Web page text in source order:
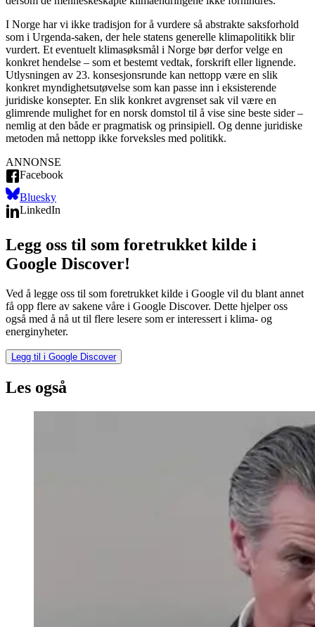
I Norge har vi ikke tradisjon for å vurdere så abstrakte saksforhold
som i Urgenda-saken, der hele statens generelle klimapolitikk blir
vurdert. Et eventuelt klimasøksmål i Norge bør derfor velge en
konkret hendelse – som et bestemt vedtak, forskrift eller lignende.
Utlysningen av 23. konsesjonsrunde kan nettopp være en slik
konkret myndighetsutøvelse som kan passe inn i eksisterende
juridiske konsepter. En slik konkret avgrenset sak vil være en
glimrende mulighet for en norsk domstol til å vise sine beste sider –
nemlig at den både er pragmatisk og prinsipiell. Og denne juridiske
metoden må nettopp ikke forveksles med politikk.
ANNONSE
Facebook
Bluesky
LinkedIn
Legg oss til som foretrukket kilde i
Google Discover!
Ved å legge oss til som foretrukket kilde i Google vil du blant annet
få opp flere av sakene våre i Google Discover. Dette hjelper oss
også med å nå ut til flere lesere som er interessert i klima- og
energinyheter.
Legg til i Google Discover
Les også